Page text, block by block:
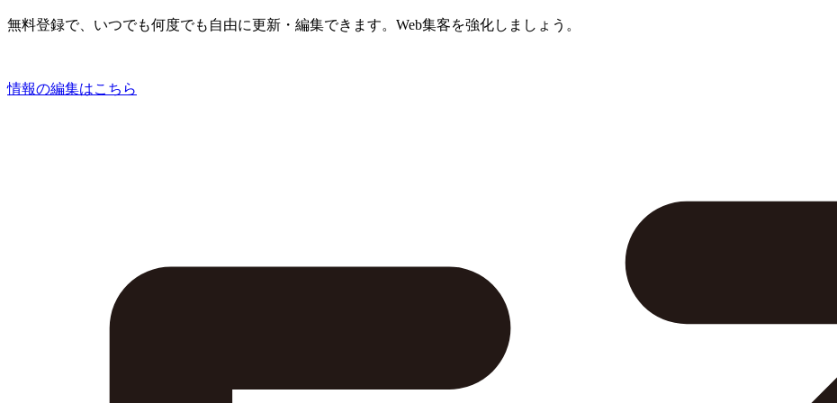
無料登録で、いつでも何度でも自由に更新・編集できます。Web集客を強化しましょう。
情報の編集はこちら